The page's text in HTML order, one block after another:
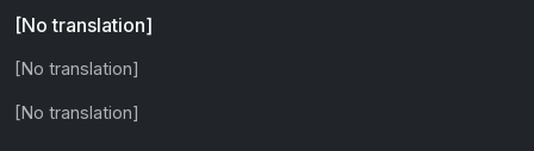
[No translation]
[No translation]
[No translation]